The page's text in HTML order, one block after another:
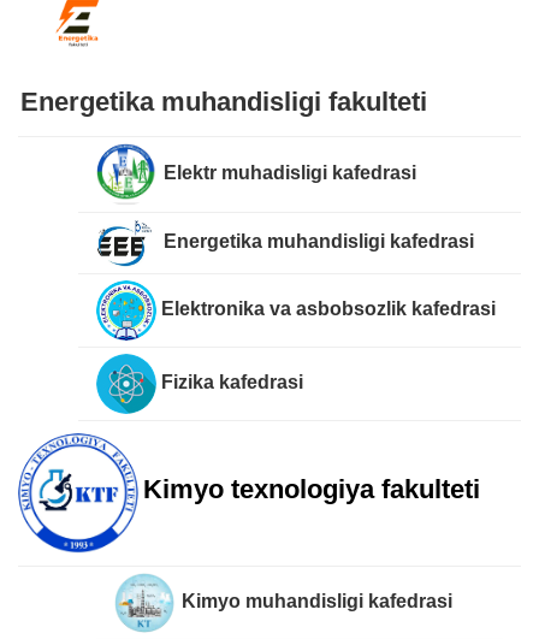
Energetika muhandisligi fakulteti
Elektr muhadisligi kafedrasi
Energetika muhandisligi kafedrasi
Elektronika va asbobsozlik kafedrasi
Fizika kafedrasi
Kimyo texnologiya fakulteti
Kimyo muhandisligi kafedrasi